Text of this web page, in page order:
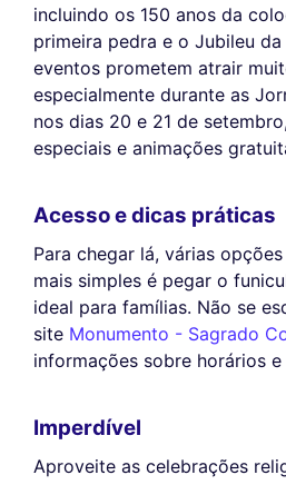
incluindo os 150 anos da
primeira pedra e o Jubileu da
eventos prometem atrair
especialmente durante as
nos dias 20 e 21 de
especiais e animações
Acesso e dicas práticas
Para chegar lá, várias
mais simples é pegar o
ideal para famílias. Não se
site Monumento - Sagrado
informações sobre horários
Imperdível
Aproveite as celebrações